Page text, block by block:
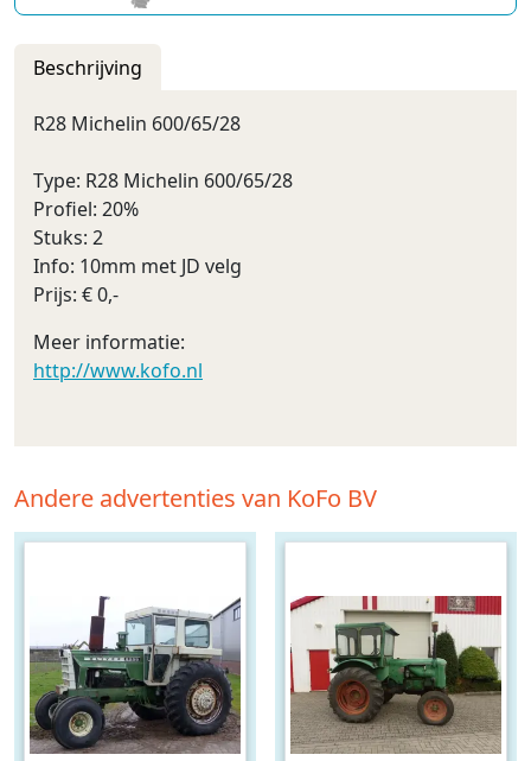
Beschrijving
R28 Michelin 600/65/28
Type: R28 Michelin 600/65/28
Profiel: 20%
Stuks: 2
Info: 10mm met JD velg
Prijs: € 0,-
Meer informatie:
http://www.kofo.nl
Andere advertenties van KoFo BV